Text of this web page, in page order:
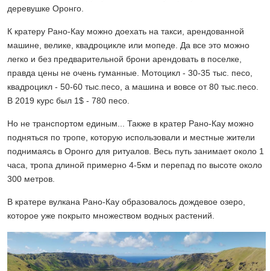
деревушке Оронго.
К кратеру Рано-Кау можно доехать на такси, арендованной
машине, велике, квадроцикле или мопеде. Да все это можно
легко и без предварительной брони арендовать в поселке,
правда цены не очень гуманные. Мотоцикл - 30-35 тыс. песо,
квадроцикл - 50-60 тыс.песо, а машина и вовсе от 80 тыс.песо.
В 2019 курс был 1$ - 780 песо.
Но не транспортом единым... Также в кратер Рано-Кау можно
подняться по тропе, которую использовали и местные жители
поднимаясь в Оронго для ритуалов. Весь путь занимает около 1
часа, тропа длиной примерно 4-5км и перепад по высоте около
300 метров.
В кратере вулкана Рано-Кау образовалось дождевое озеро,
которое уже покрыто множеством водных растений.